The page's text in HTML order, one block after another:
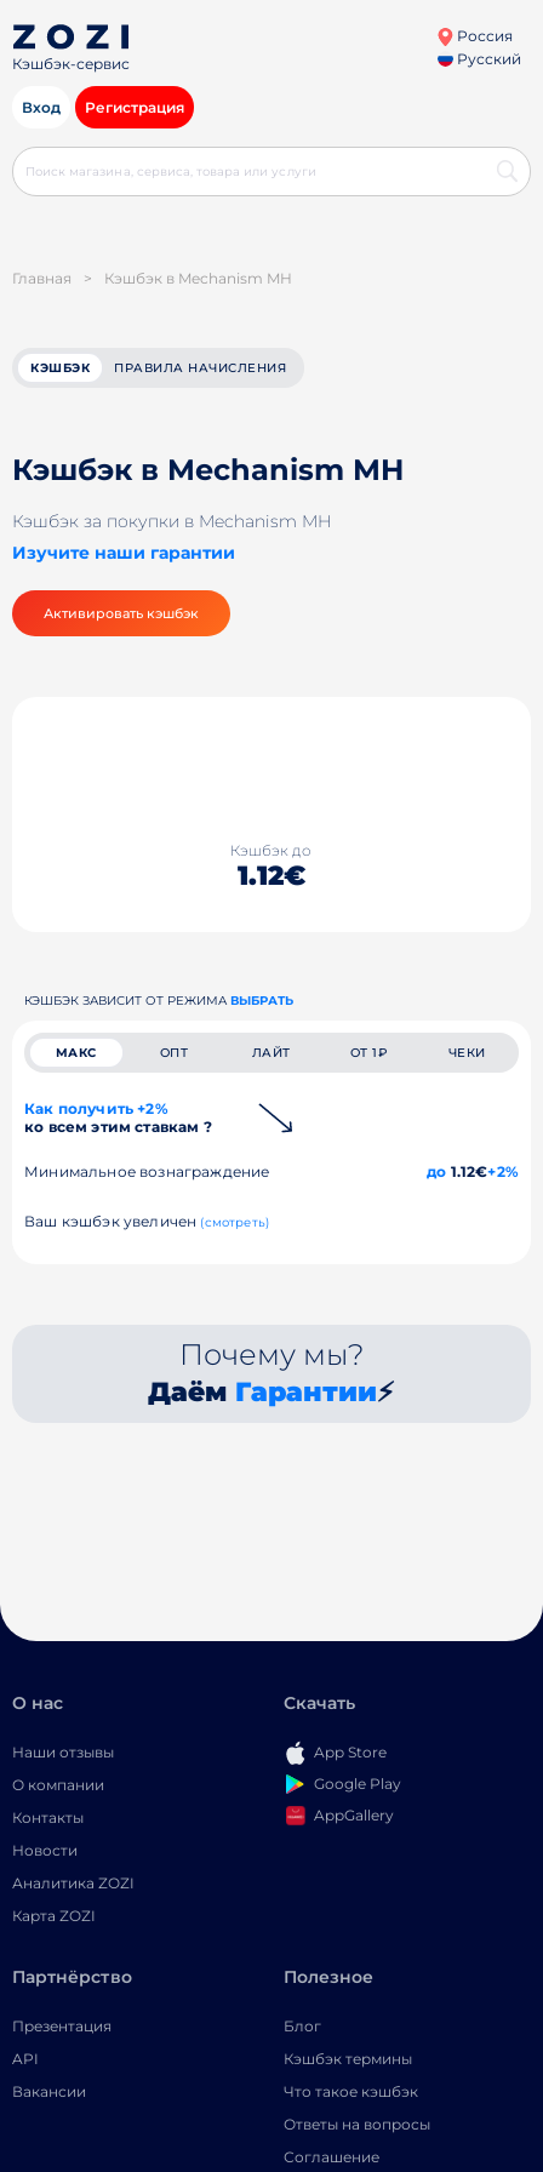
Кэшбэк-сервис
Россия
Русский
Вход Регистрация
Главная > Кэшбэк в Mechanism MH
КЭШБЭК ПРАВИЛА НАЧИСЛЕНИЯ
Кэшбэк в Mechanism MH
Кэшбэк за покупки в Mechanism MH
Изучите наши гарантии
Активировать кэшбэк
Кэшбэк до
1.12€
КЭШБЭК ЗАВИСИТ ОТ РЕЖИМА ВЫБРАТЬ
МАКС ОПТ ЛАЙТ ОТ 1₽ ЧЕКИ
Как получить +2%
ко всем этим ставкам ?
Минимальное вознаграждение до 1.12€+2%
Ваш кэшбэк увеличен (смотреть)
Почему мы?
Даём Гарантии⚡
О нас
Наши отзывы
О компании
Контакты
Новости
Аналитика ZOZI
Карта ZOZI
Скачать
App Store
Google Play
AppGallery
Партнёрство
Презентация
API
Вакансии
Полезное
Блог
Кэшбэк термины
Что такое кэшбэк
Ответы на вопросы
Соглашение